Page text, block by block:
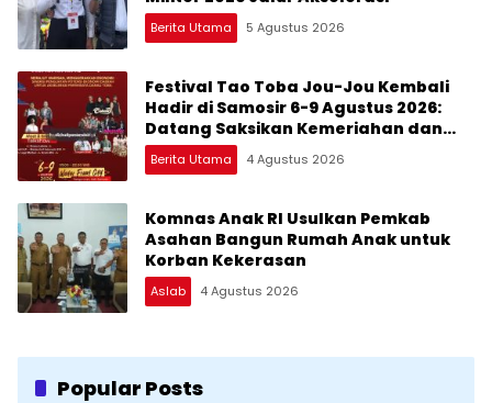
Berita Utama 5 Agustus 2026
Festival Tao Toba Jou-Jou Kembali
Hadir di Samosir 6-9 Agustus 2026:
Datang Saksikan Kemeriahan dan
Raih Peluangnya
Berita Utama 4 Agustus 2026
Komnas Anak RI Usulkan Pemkab
Asahan Bangun Rumah Anak untuk
Korban Kekerasan
Aslab 4 Agustus 2026
Popular Posts